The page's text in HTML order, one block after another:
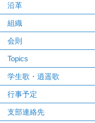
沿革
組織
会則
Topics
学生歌・逍遥歌
行事予定
支部連絡先